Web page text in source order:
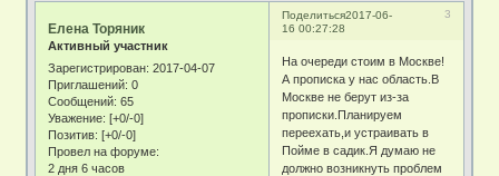
Поделиться 3
2017-06-
16 00:27:28
Елена Торяник
Активный участник
Зарегистрирован: 2017-04-07
Приглашений: 0
Сообщений: 65
Уважение: [+0/-0]
Позитив: [+0/-0]
Провел на форуме:
2 дня 6 часов
На очереди стоим в Москве!
А прописка у нас область.В
Москве не берут из-за
прописки.Планируем
переехать,и устраивать в
Пойме в садик.Я думаю не
должно возникнуть проблем